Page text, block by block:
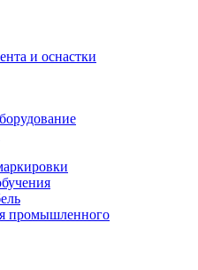
и оснастки
промышленного